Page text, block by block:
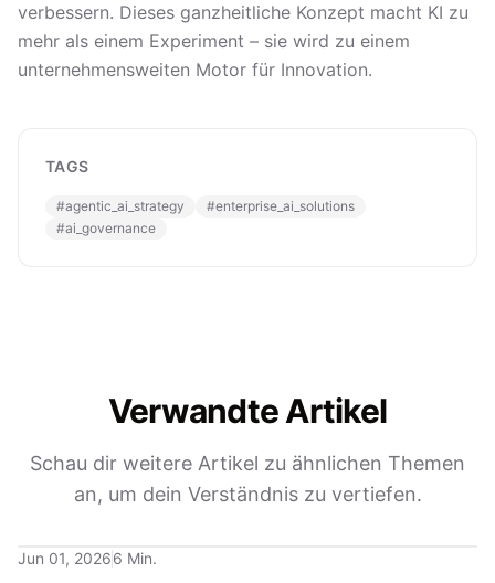
verbessern. Dieses ganzheitliche Konzept macht KI zu
mehr als einem Experiment – sie wird zu einem
unternehmensweiten Motor für Innovation.
TAGS
#agentic_ai_strategy #enterprise_ai_solutions
#ai_governance
Verwandte Artikel
Schau dir weitere Artikel zu ähnlichen Themen
an, um dein Verständnis zu vertiefen.
Jun 01, 20266 Min.